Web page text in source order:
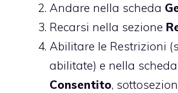
Andare nella scheda
Recarsi nella sezione
Abilitare le Restrizioni
abilitate) e nella scheda
Consentito,